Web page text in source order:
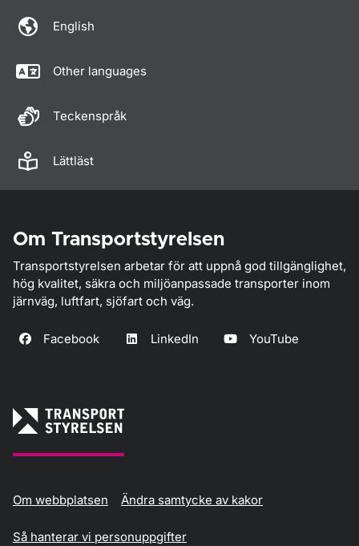
English
Other languages
Teckenspråk
Lättläst
Om Transportstyrelsen
Transportstyrelsen arbetar för att uppnå god tillgänglighet,
hög kvalitet, säkra och miljöanpassade transporter inom
järnväg, luftfart, sjöfart och väg.
Facebook LinkedIn YouTube
Om webbplatsen Ändra samtycke av kakor
Så hanterar vi personuppgifter